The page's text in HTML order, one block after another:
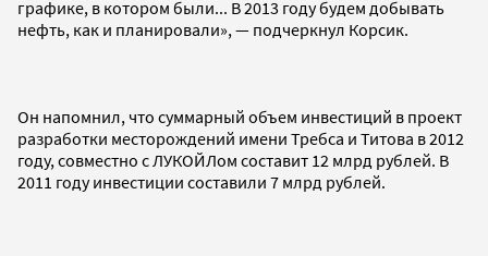
графике, в котором были... В 2013 году будем добывать
нефть, как и планировали», — подчеркнул Корсик.
Он напомнил, что суммарный объем инвестиций в проект
разработки месторождений имени Требса и Титова в 2012
году, совместно с ЛУКОЙЛом составит 12 млрд рублей. В
2011 году инвестиции составили 7 млрд рублей.